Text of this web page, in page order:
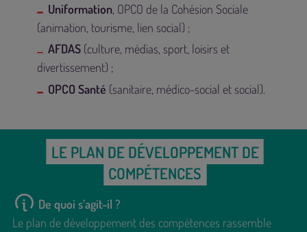
Uniformation, OPCO de la Cohésion Sociale
(animation, tourisme, lien social) ;
AFDAS (culture, médias, sport, loisirs et
divertissement) ;
OPCO Santé (sanitaire, médico-social et social).
LE PLAN DE DÉVELOPPEMENT DE
COMPÉTENCES
De quoi s’agit-il ?
Le plan de développement des compétences rassemble